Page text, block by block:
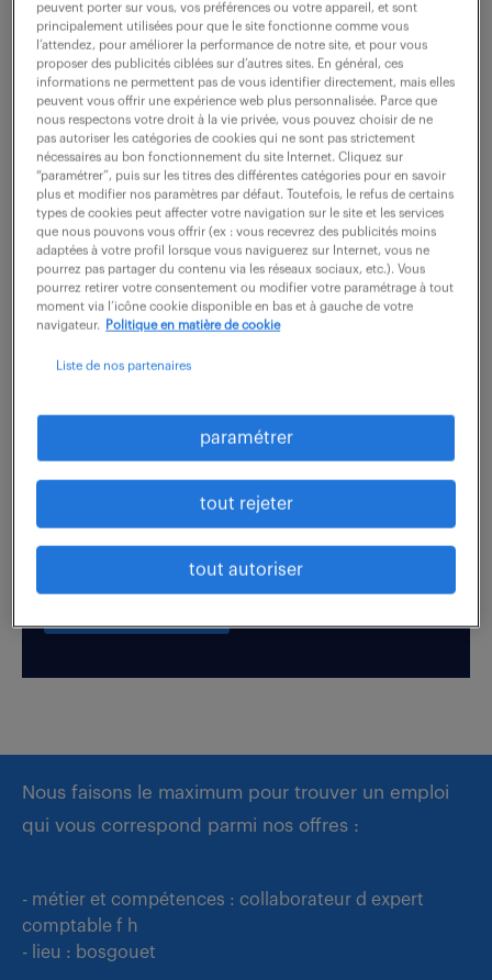
ne ratez aucune
opportunité.
recevez chaque semaine par mail les offres qui
correspondent à votre dernière recherche.
créer une alerte
votre CV !
Boostez votre visibilité auprès de nos recruteurs
en postulant par candidature spontanée.
Nous faisons le maximum pour trouver un emploi
qui vous correspond parmi nos offres :
- métier et compétences : collaborateur d expert
comptable f h
- lieu : bosgouet
peuvent porter sur vous, vos préférences ou votre appareil, et sont
principalement utilisées pour que le site fonctionne comme vous
l’attendez, pour améliorer la performance de notre site, et pour vous
proposer des publicités ciblées sur d’autres sites. En général, ces
informations ne permettent pas de vous identifier directement, mais elles
peuvent vous offrir une expérience web plus personnalisée. Parce que
nous respectons votre droit à la vie privée, vous pouvez choisir de ne
pas autoriser les catégories de cookies qui ne sont pas strictement
nécessaires au bon fonctionnement du site Internet. Cliquez sur
“paramétrer”, puis sur les titres des différentes catégories pour en savoir
plus et modifier nos paramètres par défaut. Toutefois, le refus de certains
types de cookies peut affecter votre navigation sur le site et les services
que nous pouvons vous offrir (ex : vous recevrez des publicités moins
adaptées à votre profil lorsque vous naviguerez sur Internet, vous ne
pourrez pas partager du contenu via les réseaux sociaux, etc.). Vous
pourrez retirer votre consentement ou modifier votre paramétrage à tout
moment via l’icône cookie disponible en bas et à gauche de votre
navigateur.
Politique en matière de cookie
Liste de nos partenaires
paramétrer
tout rejeter
tout autoriser